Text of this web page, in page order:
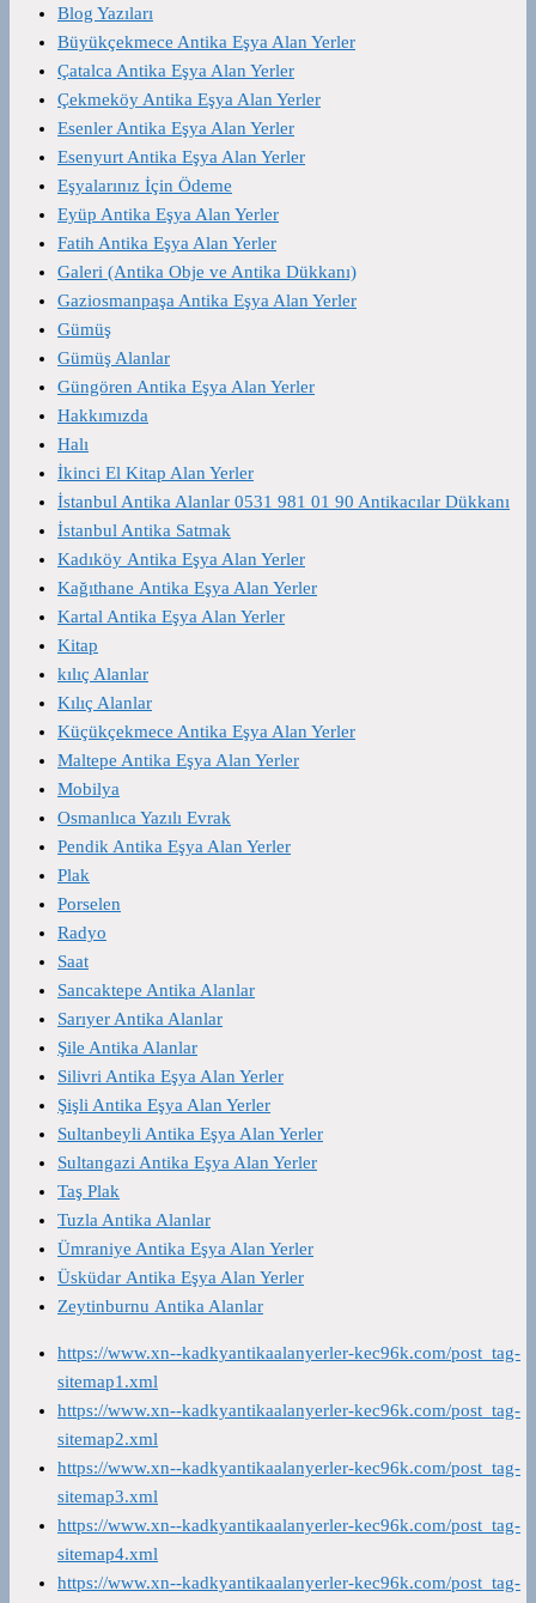
Blog Yazıları
Büyükçekmece Antika Eşya Alan Yerler
Çatalca Antika Eşya Alan Yerler
Çekmeköy Antika Eşya Alan Yerler
Esenler Antika Eşya Alan Yerler
Esenyurt Antika Eşya Alan Yerler
Eşyalarınız İçin Ödeme
Eyüp Antika Eşya Alan Yerler
Fatih Antika Eşya Alan Yerler
Galeri (Antika Obje ve Antika Dükkanı)
Gaziosmanpaşa Antika Eşya Alan Yerler
Gümüş
Gümüş Alanlar
Güngören Antika Eşya Alan Yerler
Hakkımızda
Halı
İkinci El Kitap Alan Yerler
İstanbul Antika Alanlar 0531 981 01 90 Antikacılar Dükkanı
İstanbul Antika Satmak
Kadıköy Antika Eşya Alan Yerler
Kağıthane Antika Eşya Alan Yerler
Kartal Antika Eşya Alan Yerler
Kitap
kılıç Alanlar
Kılıç Alanlar
Küçükçekmece Antika Eşya Alan Yerler
Maltepe Antika Eşya Alan Yerler
Mobilya
Osmanlıca Yazılı Evrak
Pendik Antika Eşya Alan Yerler
Plak
Porselen
Radyo
Saat
Sancaktepe Antika Alanlar
Sarıyer Antika Alanlar
Şile Antika Alanlar
Silivri Antika Eşya Alan Yerler
Şişli Antika Eşya Alan Yerler
Sultanbeyli Antika Eşya Alan Yerler
Sultangazi Antika Eşya Alan Yerler
Taş Plak
Tuzla Antika Alanlar
Ümraniye Antika Eşya Alan Yerler
Üsküdar Antika Eşya Alan Yerler
Zeytinburnu Antika Alanlar
https://www.xn--kadkyantikaalanyerler-kec96k.com/post_tag-
sitemap1.xml
https://www.xn--kadkyantikaalanyerler-kec96k.com/post_tag-
sitemap2.xml
https://www.xn--kadkyantikaalanyerler-kec96k.com/post_tag-
sitemap3.xml
https://www.xn--kadkyantikaalanyerler-kec96k.com/post_tag-
sitemap4.xml
https://www.xn--kadkyantikaalanyerler-kec96k.com/post_tag-